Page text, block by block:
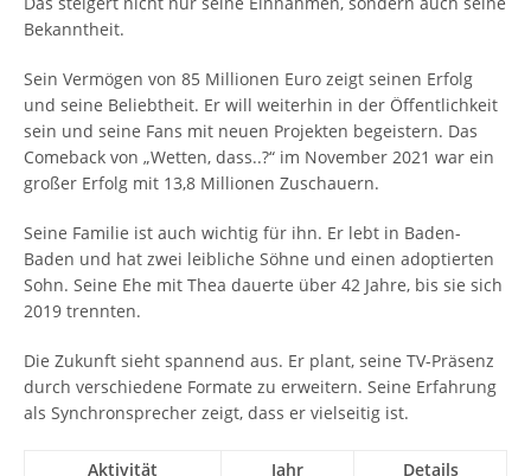
Bekanntheit.
Sein Vermögen von 85 Millionen Euro zeigt seinen Erfolg
und seine Beliebtheit. Er will weiterhin in der Öffentlichkeit
sein und seine Fans mit neuen Projekten begeistern. Das
Comeback von „Wetten, dass..?“ im November 2021 war ein
großer Erfolg mit 13,8 Millionen Zuschauern.
Seine Familie ist auch wichtig für ihn. Er lebt in Baden-
Baden und hat zwei leibliche Söhne und einen adoptierten
Sohn. Seine Ehe mit Thea dauerte über 42 Jahre, bis sie sich
2019 trennten.
Die Zukunft sieht spannend aus. Er plant, seine TV-Präsenz
durch verschiedene Formate zu erweitern. Seine Erfahrung
als Synchronsprecher zeigt, dass er vielseitig ist.
Aktivität Jahr
Details